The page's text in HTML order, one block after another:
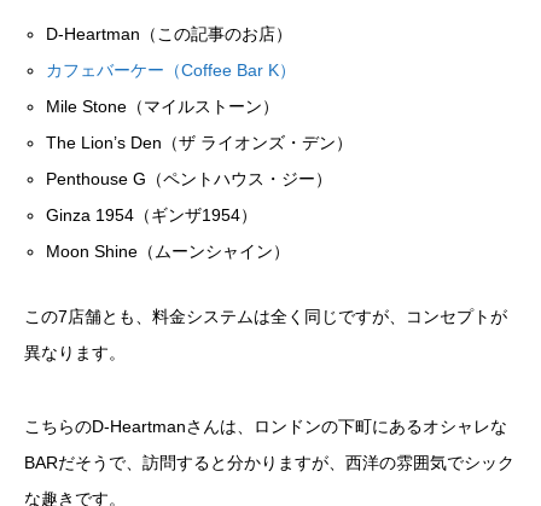
D-Heartman（この記事のお店）
カフェバーケー（Coffee Bar K）
Mile Stone（マイルストーン）
The Lion’s Den（ザ ライオンズ・デン）
Penthouse G（ペントハウス・ジー）
Ginza 1954（ギンザ1954）
Moon Shine（ムーンシャイン）
この7店舗とも、料金システムは全く同じですが、コンセプトが
異なります。
こちらのD-Heartmanさんは、ロンドンの下町にあるオシャレな
BARだそうで、訪問すると分かりますが、西洋の雰囲気でシック
な趣きです。